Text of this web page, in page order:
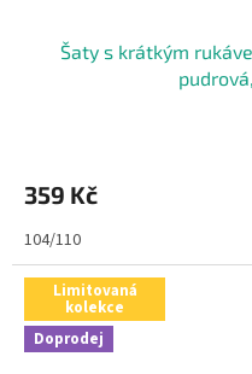
Šaty s krátkým
359 Kč
104/110
Limitovaná
kolekce
Doprodej